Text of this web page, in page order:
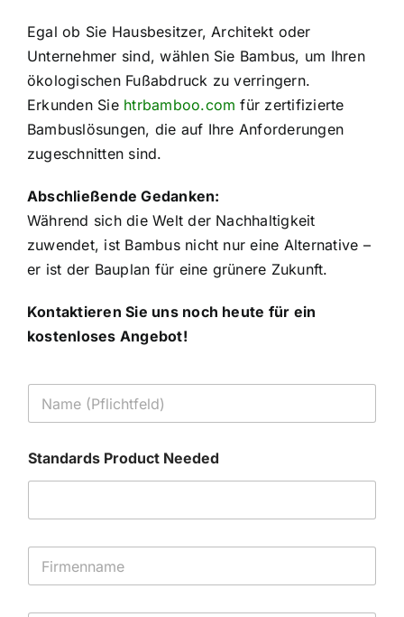
Egal ob Sie Hausbesitzer, Architekt oder
Unternehmer sind, wählen Sie Bambus, um Ihren
ökologischen Fußabdruck zu verringern.
Erkunden Sie htrbamboo.com für zertifizierte
Bambuslösungen, die auf Ihre Anforderungen
zugeschnitten sind.
Abschließende Gedanken:
Während sich die Welt der Nachhaltigkeit
zuwendet, ist Bambus nicht nur eine Alternative –
er ist der Bauplan für eine grünere Zukunft.
Kontaktieren Sie uns noch heute für ein
kostenloses Angebot!
N
m
*
Standards Product Needed
F
r